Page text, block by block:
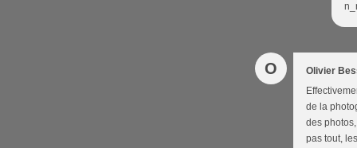
O
Olivier
de la
des
pas tout,